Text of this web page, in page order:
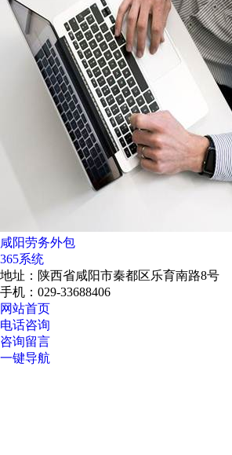
咸阳劳务外包
365系统
地址：陕西省咸阳市秦都区乐育南路8号
手机：029-33688406
网站首页
电话咨询
咨询留言
一键导航